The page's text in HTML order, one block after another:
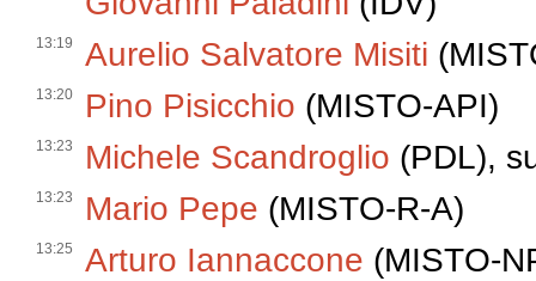
13:19 Aurelio Salvatore Misiti
13:20 Pino Pisicchio (MISTO-API)
13:23 Michele Scandroglio (PDL),
13:23 Mario Pepe (MISTO-R-A)
13:25 Arturo Iannaccone (MISTO-